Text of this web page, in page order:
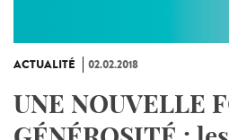
ACTUALITÉ 02.02.2018
UNE NOUVELLE